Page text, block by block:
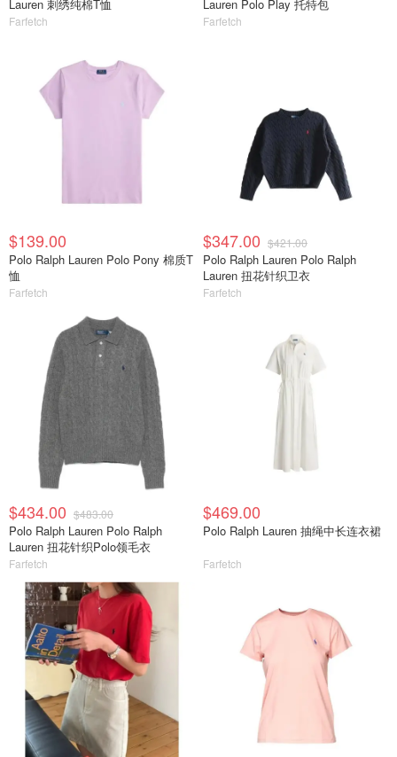
Lauren 刺绣纯棉T恤
Farfetch
Lauren Polo Play 托特包
Farfetch
$139.00
Polo Ralph Lauren Polo Pony 棉质T
恤
Farfetch
$347.00 $421.00
Polo Ralph Lauren Polo Ralph
Lauren 扭花针织卫衣
Farfetch
$434.00 $483.00
Polo Ralph Lauren Polo Ralph
Lauren 扭花针织Polo领毛衣
Farfetch
$469.00
Polo Ralph Lauren 抽绳中长连衣裙
Farfetch